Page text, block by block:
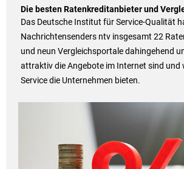
Die besten Ratenkreditanbieter und
Das Deutsche Institut für Service-Qualität
Nachrichtensenders ntv insgesamt 22
und neun Vergleichsportale dahingehend
attraktiv die Angebote im Internet sind und
Service die Unternehmen bieten.